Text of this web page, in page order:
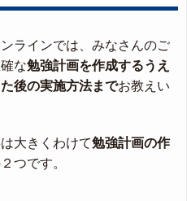
ラインでは、みなさんのご
な勉強計画を作成するうえ
後の実施方法までお教えい
大きくわけて勉強計画の作
つです。